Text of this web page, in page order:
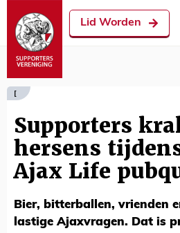
Lid Worden
[
Supporters
hersens
Ajax Life
Bier, bitterballen, vrienden
lastige Ajaxvragen. Dat is